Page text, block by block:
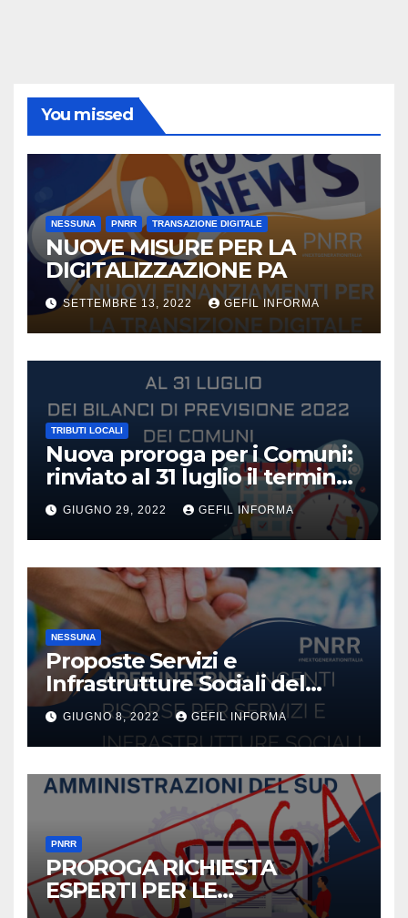
You missed
NESSUNA PNRR TRANSAZIONE DIGITALE
NUOVE MISURE PER LA
DIGITALIZZAZIONE PA
SETTEMBRE 13, 2022 GEFIL INFORMA
TRIBUTI LOCALI
Nuova proroga per i Comuni:
rinviato al 31 luglio il termine
di approvazione del bilancio
di previsione dell’anno 2022
dei Comuni.
GIUGNO 29, 2022 GEFIL INFORMA
NESSUNA
Proposte Servizi e
Infrastrutture Sociali del
PNRR
GIUGNO 8, 2022 GEFIL INFORMA
PNRR
PROROGA RICHIESTA
ESPERTI PER LE